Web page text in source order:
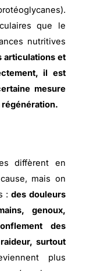
que le
nutritives
articulations et
il est
mesure
régénération.
diffèrent en
mais on
:des douleurs
genoux,
des
surtout
plus